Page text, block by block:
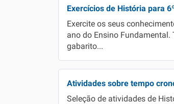
Exercícios de História para
Exercite os seus
ano do Ensino Fundamental.
gabarito...
Atividades sobre tempo
Seleção de atividades de